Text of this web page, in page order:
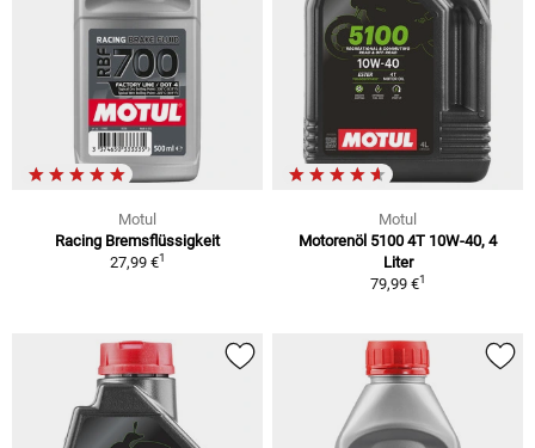
Motul
Racing Bremsflüssigkeit
27,99 €1
Motul
Motorenöl 5100 4T 10W-40, 4
Liter
79,99 €1